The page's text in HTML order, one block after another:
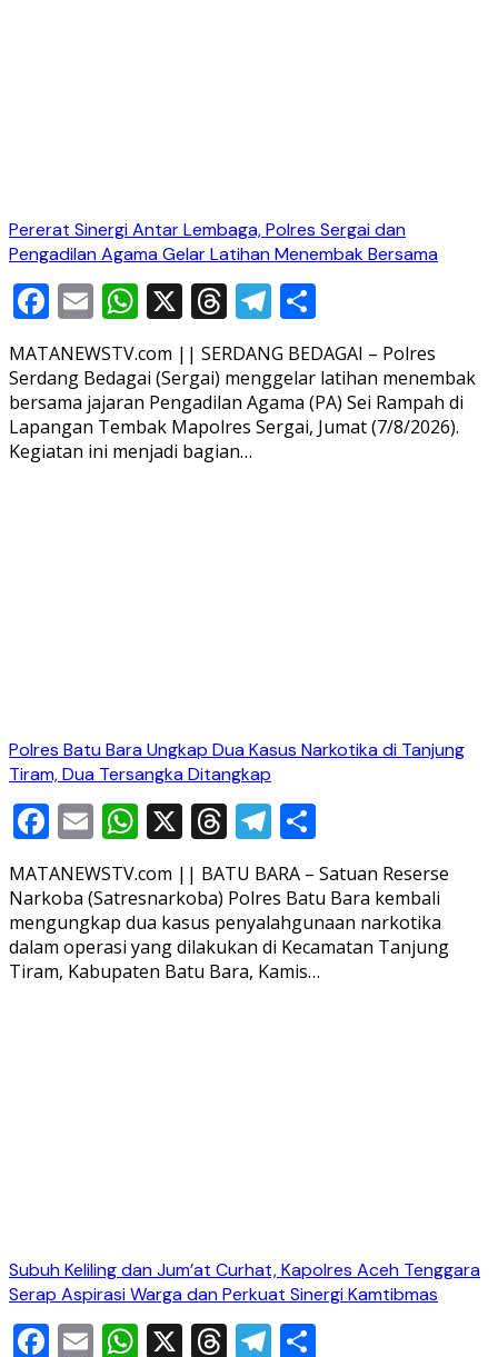
Pererat Sinergi Antar Lembaga, Polres Sergai dan
Pengadilan Agama Gelar Latihan Menembak Bersama
Facebook
EmailWhatsApp
X Threads
Telegram
MATANEWSTV.com || SERDANG BEDAGAI – Polres
Serdang Bedagai (Sergai) menggelar latihan menembak
bersama jajaran Pengadilan Agama (PA) Sei Rampah di
Lapangan Tembak Mapolres Sergai, Jumat (7/8/2026).
Kegiatan ini menjadi bagian…
Polres Batu Bara Ungkap Dua Kasus Narkotika di Tanjung
Tiram, Dua Tersangka Ditangkap
Facebook
EmailWhatsApp
X Threads
Telegram
MATANEWSTV.com || BATU BARA – Satuan Reserse
Narkoba (Satresnarkoba) Polres Batu Bara kembali
mengungkap dua kasus penyalahgunaan narkotika
dalam operasi yang dilakukan di Kecamatan Tanjung
Tiram, Kabupaten Batu Bara, Kamis…
Subuh Keliling dan Jum’at Curhat, Kapolres Aceh Tenggara
Serap Aspirasi Warga dan Perkuat Sinergi Kamtibmas
Facebook
EmailWhatsApp
X Threads
Telegram